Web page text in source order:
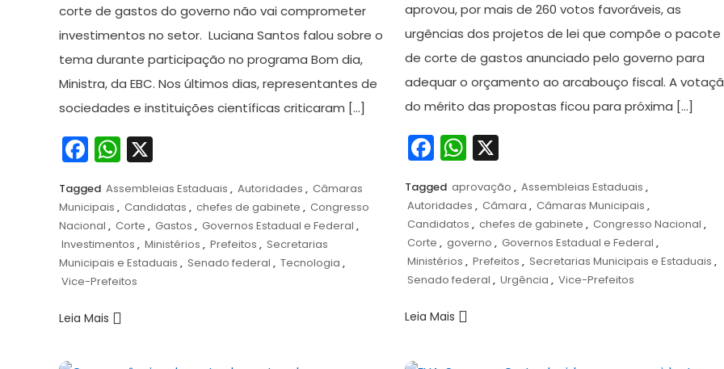
corte de gastos do governo não vai comprometer
investimentos no setor. Luciana Santos falou sobre o
tema durante participação no programa Bom dia,
Ministra, da EBC. Nos últimos dias, representantes de
sociedades e instituições científicas criticaram […]
Facebook
WhatsApp
X
Tagged Assembleias Estaduais , Autoridades , Câmaras
Municipais , Candidatas , chefes de gabinete , Congresso
Nacional , Corte , Gastos , Governos Estadual e Federal ,
Investimentos , Ministérios , Prefeitos , Secretarias
Municipais e Estaduais , Senado federal , Tecnologia ,
Vice-Prefeitos
Leia Mais
aprovou, por mais de 260 votos favoráveis, as
urgências dos projetos de lei que compõe o pacote
de corte de gastos anunciado pelo governo para
adequar o orçamento ao arcabouço fiscal. A
do mérito das propostas ficou para próxima […]
Facebook
WhatsApp
Tagged aprovação , Assembleias Estaduais ,
Autoridades , Câmara , Câmaras Municipais ,
Candidatos , chefes de gabinete , Congresso Nacional ,
Corte , governo , Governos Estadual e Federal ,
Ministérios , Prefeitos , Secretarias Municipais e Estaduais ,
Senado federal , Urgência , Vice-Prefeitos
Leia Mais